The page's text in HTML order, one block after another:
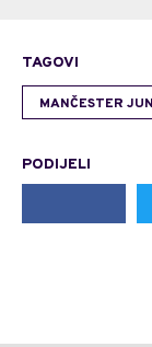
TAGOVI
MANČESTER
PODIJELI